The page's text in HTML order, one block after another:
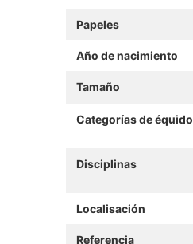
Papeles
Año de nacimiento
Tamaño
Categorías de équido
Disciplinas
Localisación
Referencia